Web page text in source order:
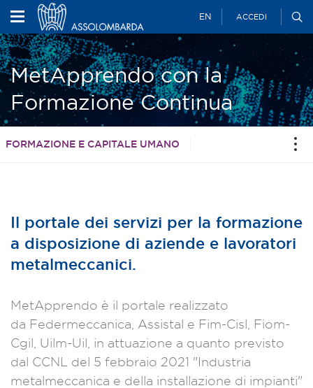
EN ACCEDI
MetApprendo con la
Formazione Continua
FORMAZIONE E CAPITALE UMANO
Il portale dei servizi per la formazione
a disposizione di aziende e lavoratori
metalmeccanici.
MetApprendo è il portale realizzato
da Federmeccanica, Assistal e Fim-Cisl, Fiom-
Cgil, Uilm-Uil, in attuazione a quanto previsto
dal CCNL del 5 febbraio 2021 "Industria
metalmeccanica e della installazione di impianti"